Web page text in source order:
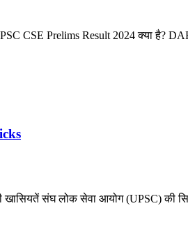
CSE Prelims Result 2024 क्या है?
खासियतें संघ लोक सेवा आयोग (UPSC) की